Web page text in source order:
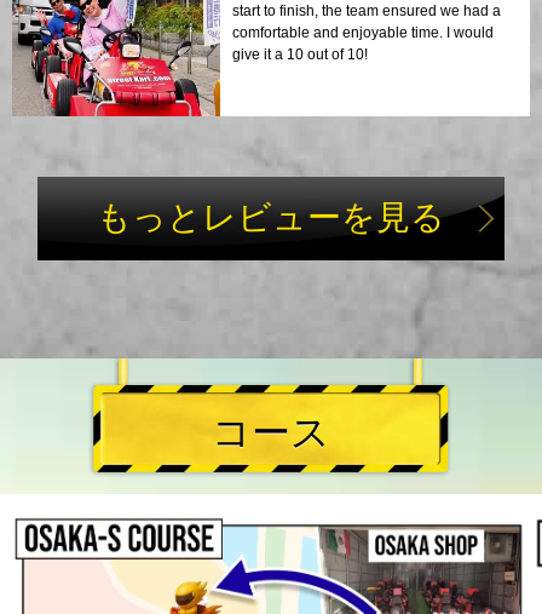
start to finish, the team ensured we had a
comfortable and enjoyable time. I would
give it a 10 out of 10!
もっとレビューを見る
コース